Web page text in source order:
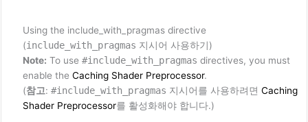
Using the include_with_pragmas directive
(include_with_pragmas 지시어 사용하기)
Note: To use #include_with_pragmas directives, you must
enable the Caching Shader Preprocessor.
(참고: #include_with_pragmas 지시어를 사용하려면 Caching
Shader Preprocessor를 활성화해야 합니다.)